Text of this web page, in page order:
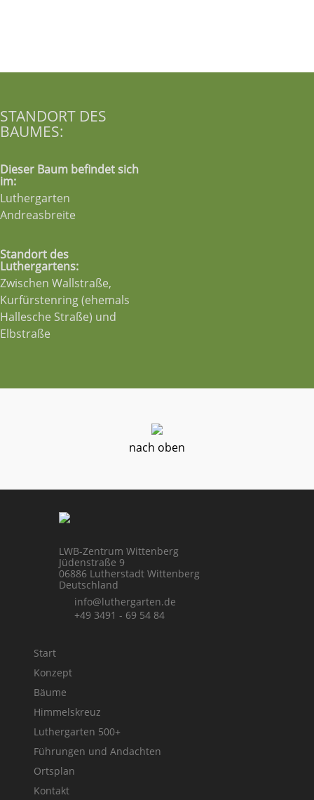
STANDORT DES
BAUMES:
Dieser Baum befindet sich
im:
Luthergarten
Andreasbreite
Standort des
Luthergartens:
Zwischen Wallstraße,
Kurfürstenring (ehemals
Hallesche Straße) und
Elbstraße
nach oben
LWB-Zentrum Wittenberg
Jüdenstraße 9
06886 Lutherstadt Wittenberg
Deutschland
info@luthergarten.de
+49 3491 - 69 54 84
Start
Konzept
Bäume
Himmelskreuz
Luthergarten 500+
Führungen und Andachten
Ortsplan
Kontakt